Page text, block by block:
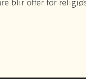
blir offer for